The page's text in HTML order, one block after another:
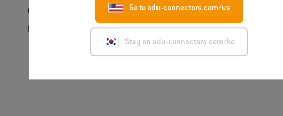
Go to odu-connectors.com/us
Stay on odu-connectors.com/ko
다운로드
Extranet
산업